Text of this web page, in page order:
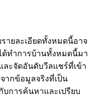
รายละเอียดทั้งหมดนี้อาจ
ด้ทำการบ้านทั้งหมดนี้มา
ละจัดอันดับวีลแชร์ที่เข้า
ากข้อมูลจริงที่เป็น
บการค้นหาและเปรียบ